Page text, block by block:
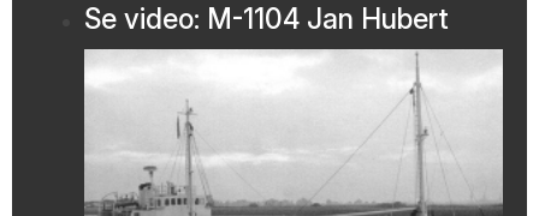
Se video: M-1104 Jan Hubert